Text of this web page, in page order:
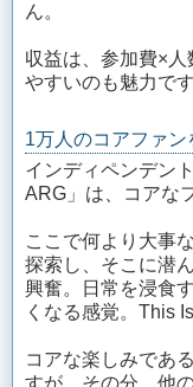
ん。
収益は、参加費×人
やすいのも魅力です
1万人のコアファン
インディペンデン
ARG」は、コアな
ここで何より大事
探索し、そこに潜
興奮。日常を浸食
くなる感覚。This
コアな楽しみであ